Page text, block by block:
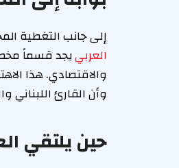
إلى جانب التغطية
العربييجد قسماً
والاقتصادي. هذا
وأن القارئ
حين يلتقي